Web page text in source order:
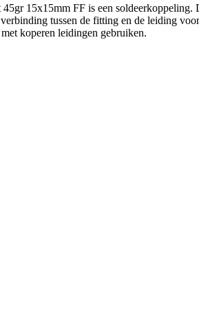
15x15mm FF is een
tussen de fitting en de leiding
koperen leidingen gebruiken.